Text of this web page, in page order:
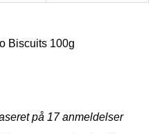
Biscuits 100g
på 17anmeldelser